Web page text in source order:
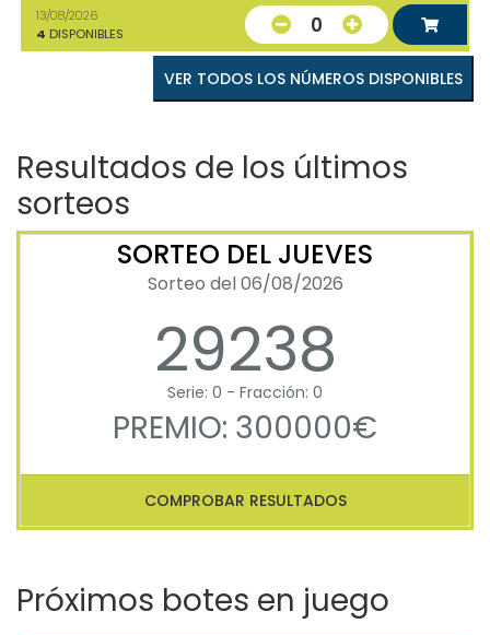
13/08/2026
4 DISPONIBLES 0
VER TODOS LOS NÚMEROS DISPONIBLES
Resultados de los últimos
sorteos
SORTEO DEL JUEVES
Sorteo del 06/08/2026
29238
Serie: 0 - Fracción: 0
PREMIO: 300000€
COMPROBAR RESULTADOS
Próximos botes en juego